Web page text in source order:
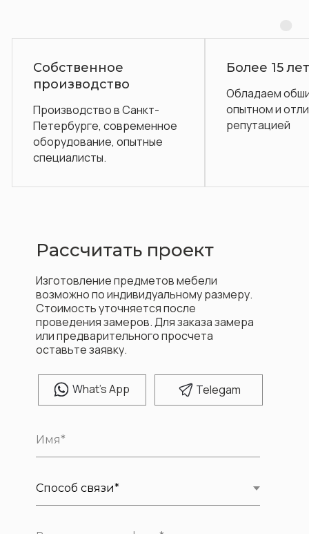
в Санкт-
опытные
Более 15 лет на рынке
Обладаем обширным
опытном и отличной
репутацией
What's App Telegam
Рассчитать проект
Изготовление предметов мебели
возможно по индивидуальному размеру.
Стоимость уточняется после
проведения замеров. Для заказа замера
или предварительного просчета
оставьте заявку.